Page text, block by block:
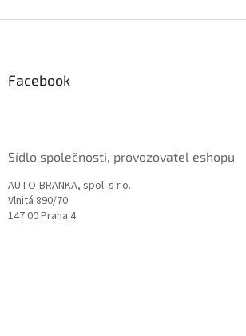
Facebook
Sídlo společnosti, provozovatel eshopu
AUTO-BRANKA, spol. s r.o.
Vlnitá 890/70
147 00 Praha 4